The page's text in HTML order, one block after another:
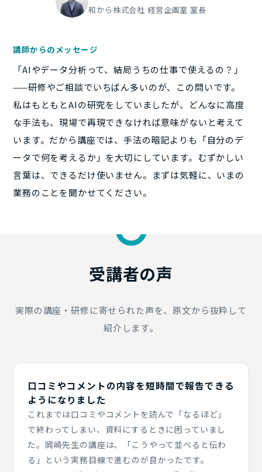
和から株式会社 経営企画室 室長
講師からのメッセージ
「AIやデータ分析って、結局うちの仕事で使えるの？」
——研修やご相談でいちばん多いのが、この問いです。
私はもともとAIの研究をしていましたが、どんなに高度
な手法も、現場で再現できなければ意味がないと考えて
います。だから講座では、手法の暗記よりも「自分のデ
ータで何を考えるか」を大切にしています。むずかしい
言葉は、できるだけ使いません。まずは気軽に、いまの
業務のことを聞かせてください。
受講者の声
実際の講座・研修に寄せられた声を、原文から抜粋して
紹介します。
口コミやコメントの内容を短時間で報告できる
ようになりました
これまでは口コミやコメントを読んで「なるほど」
で終わってしまい、資料にするときに困っていまし
た。岡崎先生の講座は、「こうやって並べると伝わ
る」という実務目線で進むのが良かったです。